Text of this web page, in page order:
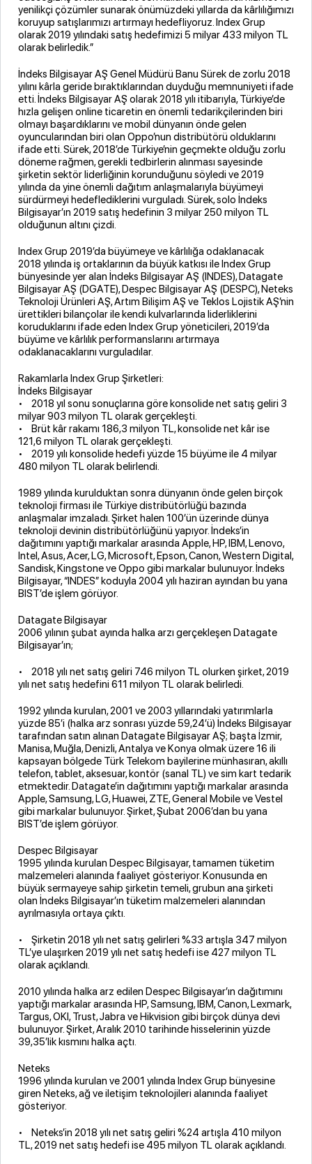
yenilikçi çözümler sunarak önümüzdeki yıllarda da kârlılığımızı
koruyup satışlarımızı artırmayı hedefliyoruz. Index Grup
olarak 2019 yılındaki satış hedefimizi 5 milyar 433 milyon TL
olarak belirledik.”
İndeks Bilgisayar AŞ Genel Müdürü Banu Sürek de zorlu 2018
yılını kârla geride bıraktıklarından duyduğu memnuniyeti ifade
etti. İndeks Bilgisayar AŞ olarak 2018 yılı itibarıyla, Türkiye’de
hızla gelişen online ticaretin en önemli tedarikçilerinden biri
olmayı başardıklarını ve mobil dünyanın önde gelen
oyuncularından biri olan Oppo’nun distribütörü olduklarını
ifade etti. Sürek, 2018’de Türkiye’nin geçmekte olduğu zorlu
döneme rağmen, gerekli tedbirlerin alınması sayesinde
şirketin sektör liderliğinin korunduğunu söyledi ve 2019
yılında da yine önemli dağıtım anlaşmalarıyla büyümeyi
sürdürmeyi hedeflediklerini vurguladı. Sürek, solo İndeks
Bilgisayar’ın 2019 satış hedefinin 3 milyar 250 milyon TL
olduğunun altını çizdi.
Index Grup 2019’da büyümeye ve kârlılığa odaklanacak
2018 yılında iş ortaklarının da büyük katkısı ile Index Grup
bünyesinde yer alan İndeks Bilgisayar AŞ (INDES), Datagate
Bilgisayar AŞ (DGATE), Despec Bilgisayar AŞ (DESPC), Neteks
Teknoloji Ürünleri AŞ, Artım Bilişim AŞ ve Teklos Lojistik AŞ’nin
ürettikleri bilançolar ile kendi kulvarlarında liderliklerini
koruduklarını ifade eden Index Grup yöneticileri, 2019’da
büyüme ve kârlılık performanslarını artırmaya
odaklanacaklarını vurguladılar.
Rakamlarla Index Grup Şirketleri:
İndeks Bilgisayar
• 2018 yıl sonu sonuçlarına göre konsolide net satış geliri 3
milyar 903 milyon TL olarak gerçekleşti.
• Brüt kâr rakamı 186,3 milyon TL, konsolide net kâr ise
121,6 milyon TL olarak gerçekleşti.
• 2019 yılı konsolide hedefi yüzde 15 büyüme ile 4 milyar
480 milyon TL olarak belirlendi.
1989 yılında kurulduktan sonra dünyanın önde gelen birçok
teknoloji firması ile Türkiye distribütörlüğü bazında
anlaşmalar imzaladı. Şirket halen 100’ün üzerinde dünya
teknoloji devinin distribütörlüğünü yapıyor. İndeks’in
dağıtımını yaptığı markalar arasında Apple, HP, IBM, Lenovo,
Intel, Asus, Acer, LG, Microsoft, Epson, Canon, Western Digital,
Sandisk, Kingstone ve Oppo gibi markalar bulunuyor. İndeks
Bilgisayar, “INDES” koduyla 2004 yılı haziran ayından bu yana
BIST’de işlem görüyor.
Datagate Bilgisayar
2006 yılının şubat ayında halka arzı gerçekleşen Datagate
Bilgisayar’ın;
• 2018 yılı net satış geliri 746 milyon TL olurken şirket, 2019
yılı net satış hedefini 611 milyon TL olarak belirledi.
1992 yılında kurulan, 2001 ve 2003 yıllarındaki yatırımlarla
yüzde 85’i (halka arz sonrası yüzde 59,24’ü) İndeks Bilgisayar
tarafından satın alınan Datagate Bilgisayar AŞ; başta İzmir,
Manisa, Muğla, Denizli, Antalya ve Konya olmak üzere 16 ili
kapsayan bölgede Türk Telekom bayilerine münhasıran, akıllı
telefon, tablet, aksesuar, kontör (sanal TL) ve sim kart tedarik
etmektedir. Datagate’in dağıtımını yaptığı markalar arasında
Apple, Samsung, LG, Huawei, ZTE, General Mobile ve Vestel
gibi markalar bulunuyor. Şirket, Şubat 2006’dan bu yana
BIST’de işlem görüyor.
Despec Bilgisayar
1995 yılında kurulan Despec Bilgisayar, tamamen tüketim
malzemeleri alanında faaliyet gösteriyor. Konusunda en
büyük sermayeye sahip şirketin temeli, grubun ana şirketi
olan İndeks Bilgisayar’ın tüketim malzemeleri alanından
ayrılmasıyla ortaya çıktı.
• Şirketin 2018 yılı net satış gelirleri %33 artışla 347 milyon
TL’ye ulaşırken 2019 yılı net satış hedefi ise 427 milyon TL
olarak açıklandı.
2010 yılında halka arz edilen Despec Bilgisayar’ın dağıtımını
yaptığı markalar arasında HP, Samsung, IBM, Canon, Lexmark,
Targus, OKI, Trust, Jabra ve Hikvision gibi birçok dünya devi
bulunuyor. Şirket, Aralık 2010 tarihinde hisselerinin yüzde
39,35’lik kısmını halka açtı.
Neteks
1996 yılında kurulan ve 2001 yılında Index Grup bünyesine
giren Neteks, ağ ve iletişim teknolojileri alanında faaliyet
gösteriyor.
• Neteks’in 2018 yılı net satış geliri %24 artışla 410 milyon
TL, 2019 net satış hedefi ise 495 milyon TL olarak açıklandı.